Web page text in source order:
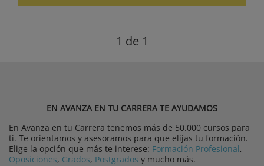
1 de 1
EN AVANZA EN TU CARRERA TE AYUDAMOS
En Avanza en tu Carrera tenemos más de 50.000 cursos para
ti. Te orientamos y asesoramos para que elijas tu formación.
Elige la opción que más te interese: Formación Profesional,
Oposiciones, Grados, Postgrados y mucho más.